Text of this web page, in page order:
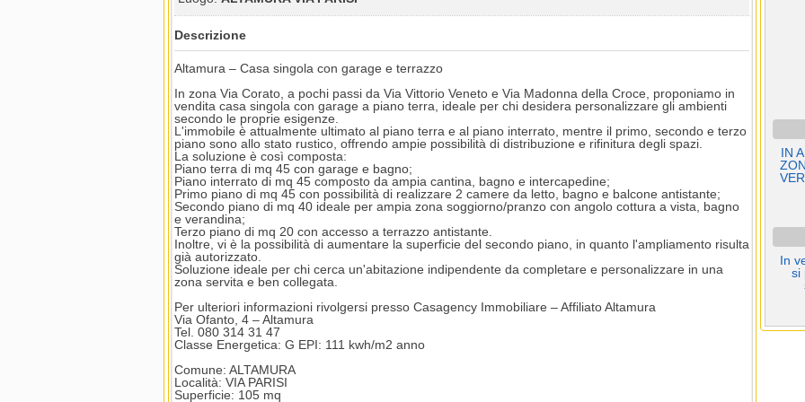
Descrizione
Altamura – Casa singola con garage e terrazzo
In zona Via Corato, a pochi passi da Via Vittorio Veneto e Via Madonna della Croce, proponiamo in
vendita casa singola con garage a piano terra, ideale per chi desidera personalizzare gli ambienti
secondo le proprie esigenze.
L'immobile è attualmente ultimato al piano terra e al piano interrato, mentre il primo, secondo e terzo
piano sono allo stato rustico, offrendo ampie possibilità di distribuzione e rifinitura degli spazi.
La soluzione è così composta:
Piano terra di mq 45 con garage e bagno;
Piano interrato di mq 45 composto da ampia cantina, bagno e intercapedine;
Primo piano di mq 45 con possibilità di realizzare 2 camere da letto, bagno e balcone antistante;
Secondo piano di mq 40 ideale per ampia zona soggiorno/pranzo con angolo cottura a vista, bagno
e verandina;
Terzo piano di mq 20 con accesso a terrazzo antistante.
Inoltre, vi è la possibilità di aumentare la superficie del secondo piano, in quanto l'ampliamento risulta
già autorizzato.
Soluzione ideale per chi cerca un'abitazione indipendente da completare e personalizzare in una
zona servita e ben collegata.
Per ulteriori informazioni rivolgersi presso Casagency Immobiliare – Affiliato Altamura
Via Ofanto, 4 – Altamura
Tel. 080 314 31 47
Classe Energetica: G EPI: 111 kwh/m2 anno
Comune: ALTAMURA
Località: VIA PARISI
Superficie: 105 mq
IN
In
si